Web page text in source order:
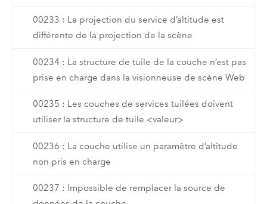
00233 : La projection du service d’altitude est
différente de la projection de la scène
00234 : La structure de tuile de la couche n’est pas
prise en charge dans la visionneuse de scène Web
00235 : Les couches de services tuilées doivent
utiliser la structure de tuile <valeur>
00236 : La couche utilise un paramètre d’altitude
non pris en charge
00237 : Impossible de remplacer la source de